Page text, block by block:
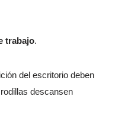
trabajo.
del escritorio deben
descansen